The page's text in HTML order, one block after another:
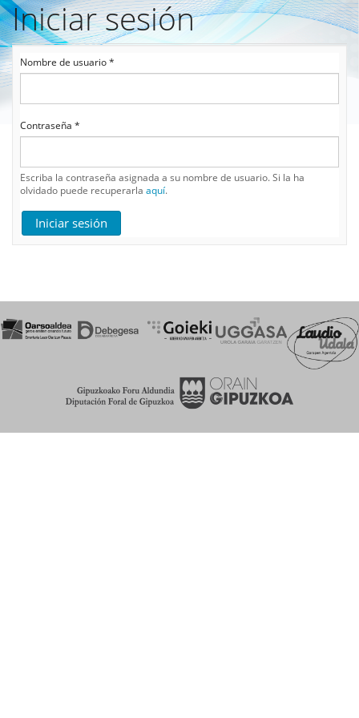
Pasar
al
contenido
principal
Iniciar sesión
Solapas
Nombre de usuario*
Contraseña *
Escriba la contraseña asignada a su nombre de usuario. Si la ha
olvidado puede recuperarla aquí.
Iniciar sesión